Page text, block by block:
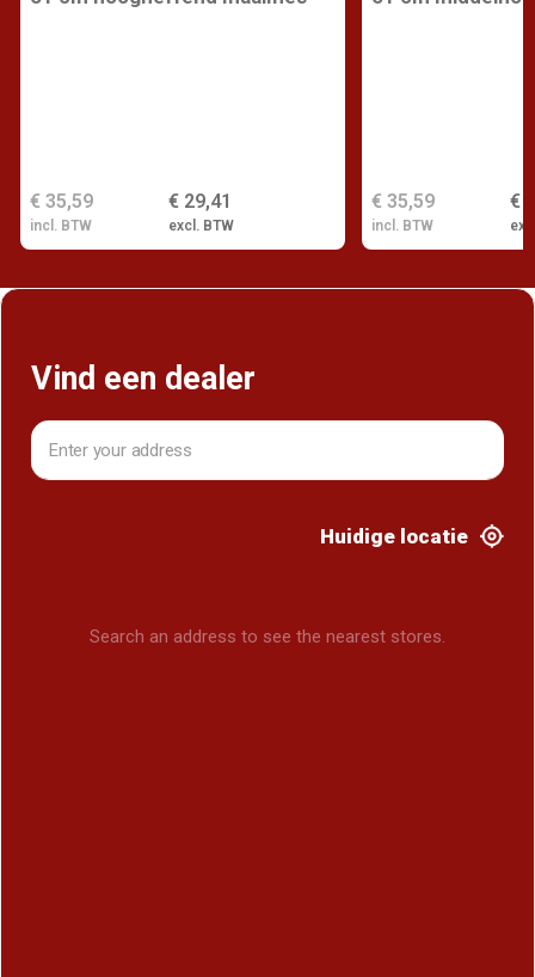
€ 29,41
excl. BTW
€ 35,59
incl. BTW
€
€ 35,59
incl. BTW
Vind een dealer
Huidige locatie
Search an address to see the nearest stores.